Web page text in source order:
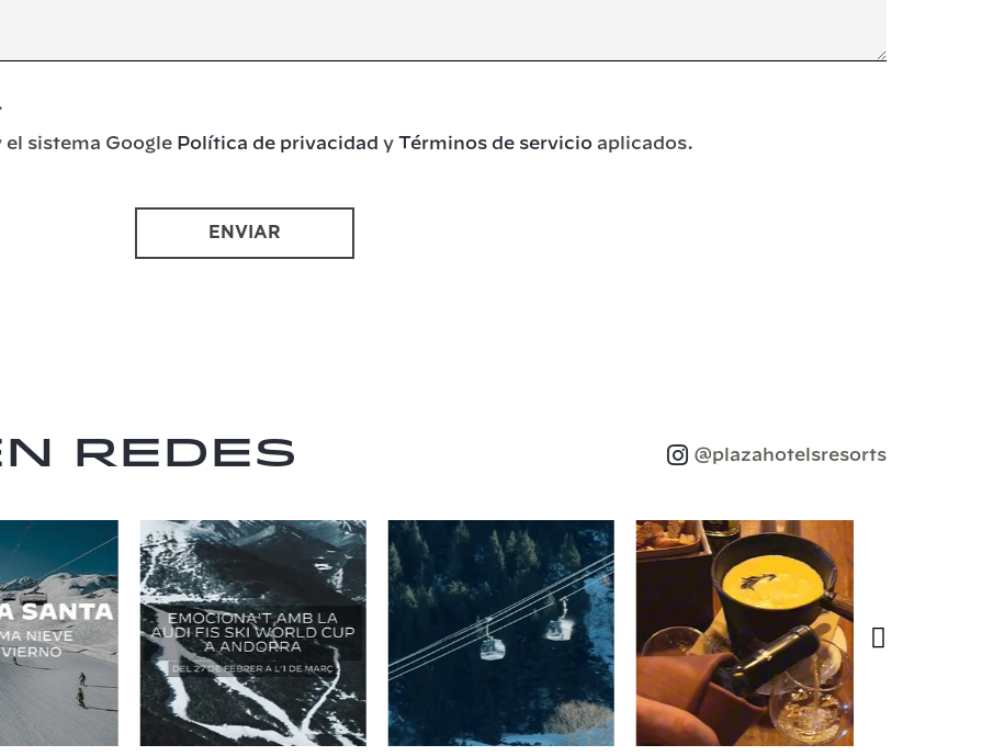
el sistema Google Política de privacidad y Términos de servicio aplicados.
ENVIAR
redes @plazahotelsresorts